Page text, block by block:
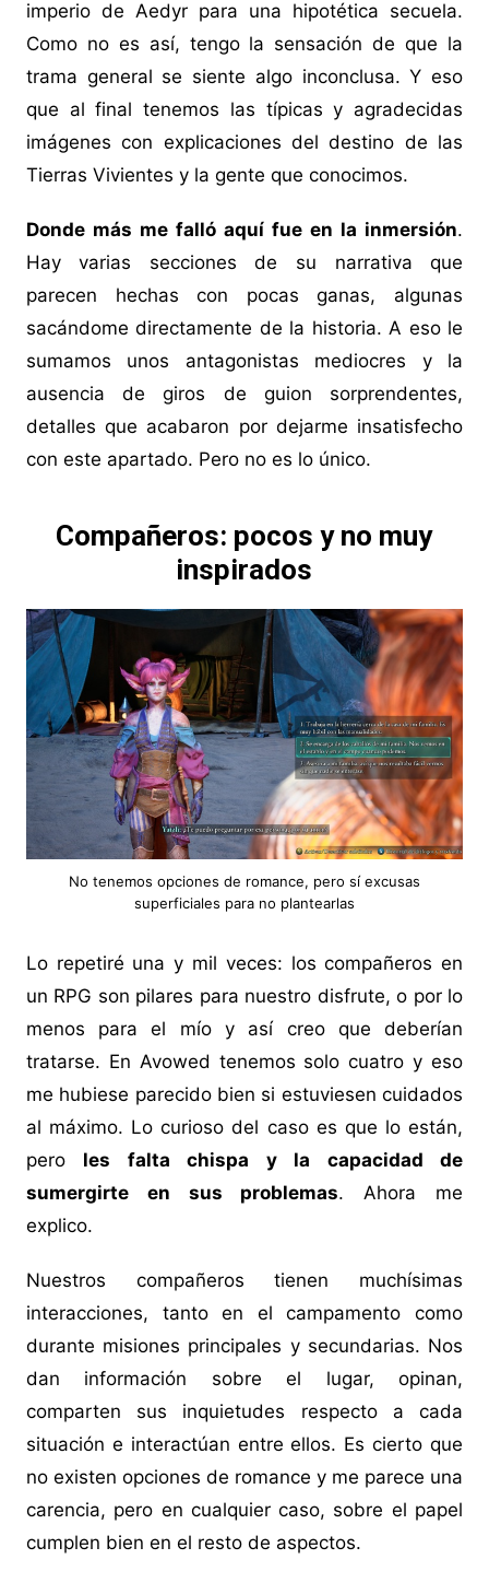
imperio de Aedyr para una hipotética secuela.
Como no es así, tengo la sensación de que la
trama general se siente algo inconclusa. Y eso
que al final tenemos las típicas y agradecidas
imágenes con explicaciones del destino de las
Tierras Vivientes y la gente que conocimos.
Donde más me falló aquí fue en la inmersión.
Hay varias secciones de su narrativa que
parecen hechas con pocas ganas, algunas
sacándome directamente de la historia. A eso le
sumamos unos antagonistas mediocres y la
ausencia de giros de guion sorprendentes,
detalles que acabaron por dejarme insatisfecho
con este apartado. Pero no es lo único.
Compañeros: pocos y no muy
inspirados
No tenemos opciones de romance, pero sí excusas
superficiales para no plantearlas
Lo repetiré una y mil veces: los compañeros en
un RPG son pilares para nuestro disfrute, o por lo
menos para el mío y así creo que deberían
tratarse. En Avowed tenemos solo cuatro y eso
me hubiese parecido bien si estuviesen cuidados
al máximo. Lo curioso del caso es que lo están,
pero les falta chispa y la capacidad de
sumergirte en sus problemas. Ahora me
explico.
Nuestros compañeros tienen muchísimas
interacciones, tanto en el campamento como
durante misiones principales y secundarias. Nos
dan información sobre el lugar, opinan,
comparten sus inquietudes respecto a cada
situación e interactúan entre ellos. Es cierto que
no existen opciones de romance y me parece una
carencia, pero en cualquier caso, sobre el papel
cumplen bien en el resto de aspectos.